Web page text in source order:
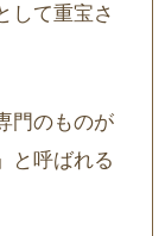
して重宝さ
門のものが
と呼ばれる